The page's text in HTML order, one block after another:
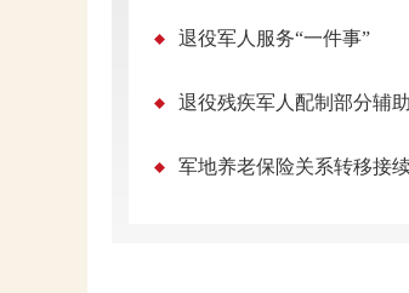
退役军人服务“一件事”
军地养老保险关系转移接